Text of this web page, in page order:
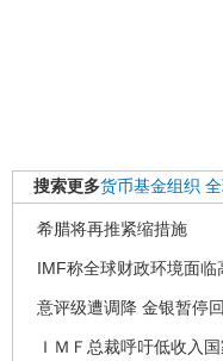
搜索更多货币基金组织
希腊将再推紧缩措施
IMF称全球财政环境面临
意评级遭调降 金银暂停
ＩＭＦ总裁呼吁低收入